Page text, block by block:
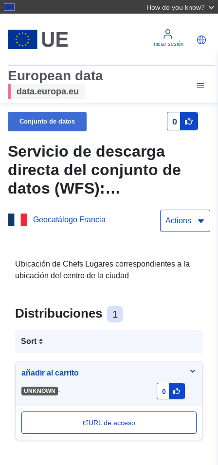
How do you know?
Iniciar sesión
European data
data.europa.eu
Conjunto de datos 0
Servicio de descarga
directa del conjunto de
datos (WFS):
Administrativo — Las
capitales en Loir-et-Cher
Geocatálogo Francia Actions
Ubicación de Chefs Lugares correspondientes a la
ubicación del centro de la ciudad
Distribuciones 1
Sort
añadir al carrito
UNKNOWN - 0
URL de acceso